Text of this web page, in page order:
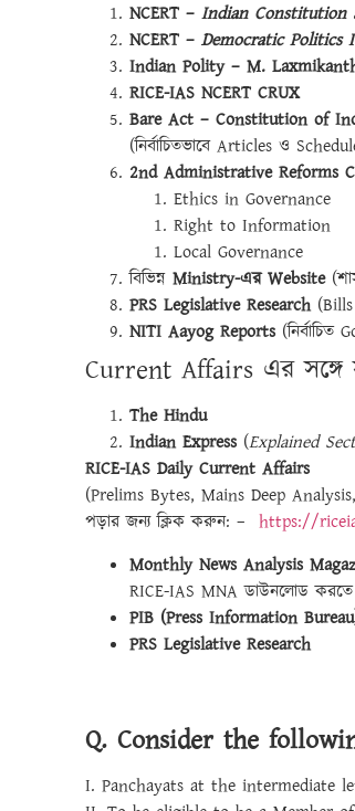
NCERT – Indian Constitution
NCERT – Democratic Politics
Indian Polity – M.
RICE-IAS NCERT CRUX
Bare Act – Constitution of
(নির্বাচিতভাবে Articles ও
2nd Administrative Reforms
Ethics in Governance
Right to Information
Local Governance
বিভিন্ন Ministry-এর Website
PRS Legislative Research(Bills
NITI Aayog Reports (নির্বাচিত
Current Affairs এর সঙ্গে
The Hindu
Indian Express (Explained
RICE-IAS Daily Current Affairs
(Prelims Bytes, Mains Deep
পড়ার জন্য ক্লিক করুন: – https://
Monthly News Analysis
RICE-IAS MNA ডাউনলোড
PIB (Press Information
PRS Legislative Research
Q. Consider the
I. Panchayats at the intermediate